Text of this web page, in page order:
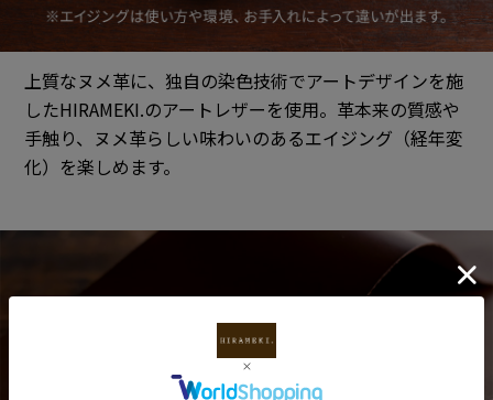
上質なヌメ革に、独自の染色技術でアートデザインを施
したHIRAMEKI.のアートレザーを使用。革本来の質感や
手触り、ヌメ革らしい味わいのあるエイジング（経年変
化）を楽しめます。